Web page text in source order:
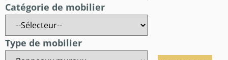
Catégorie de mobilier
Type de mobilier